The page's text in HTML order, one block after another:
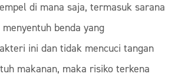
di mana saja, termasuk sarana
benda yang
ini dan tidak mencuci tangan
makanan, maka risiko terkena